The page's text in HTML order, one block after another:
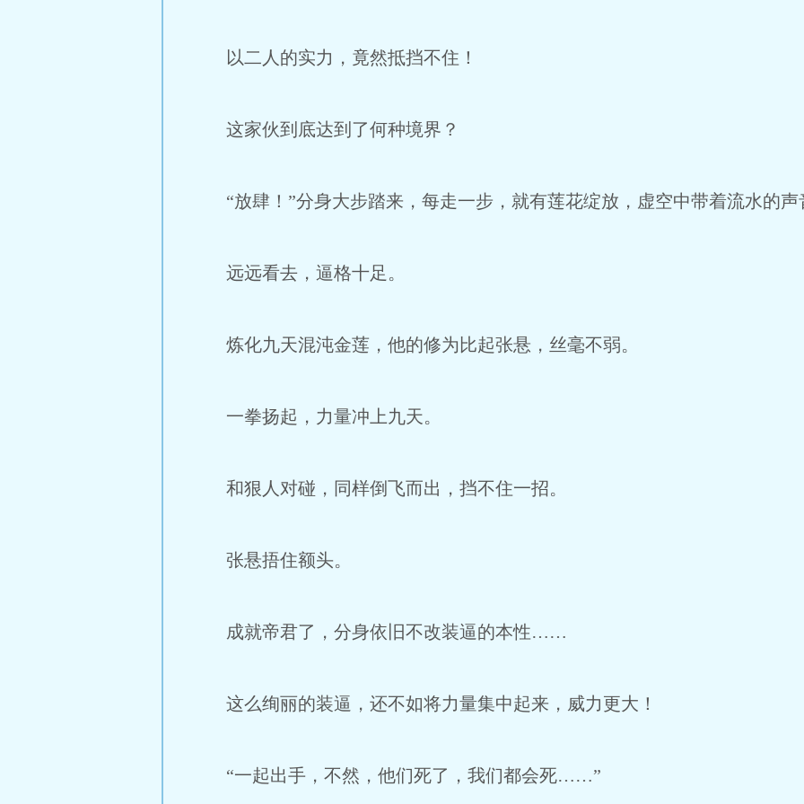
以二人的实力，竟然抵挡不住！
这家伙到底达到了何种境界？
“放肆！”分身大步踏来，每走一步，就有莲花绽放，虚空中带着流水的声
远远看去，逼格十足。
炼化九天混沌金莲，他的修为比起张悬，丝毫不弱。
一拳扬起，力量冲上九天。
和狠人对碰，同样倒飞而出，挡不住一招。
张悬捂住额头。
成就帝君了，分身依旧不改装逼的本性……
这么绚丽的装逼，还不如将力量集中起来，威力更大！
“一起出手，不然，他们死了，我们都会死……”